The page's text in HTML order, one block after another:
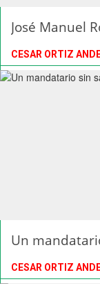
José Manuel
CESAR ORTIZ
Un
CESAR ORTIZ